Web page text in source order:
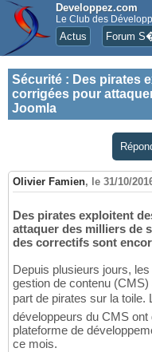
Developpez.com
Le Club des
Actus Forum
Sécurité : Des pirates
corrigées pour
Joomla
Olivier Famien, le 31/10/
Des pirates exploitent
attaquer des milliers de
des correctifs sont
Depuis plusieurs jours,
gestion de contenu
part de pirates sur la toile.
développeurs du CMS
plateforme de
ce mois.